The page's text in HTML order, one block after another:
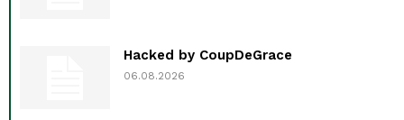
Hacked by CoupDeGrace
06.08.2026